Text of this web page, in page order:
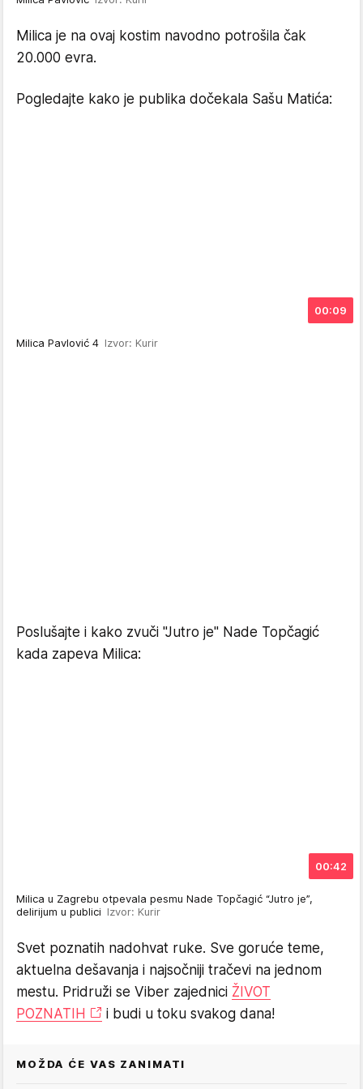
Milica je na ovaj kostim navodno potrošila čak
20.000 evra.
Pogledajte kako je publika dočekala Sašu Matića:
00:09
Milica Pavlović 4 Izvor: Kurir
Poslušajte i kako zvuči "Jutro je" Nade Topčagić
kada zapeva Milica:
00:42
Milica u Zagrebu otpevala pesmu Nade Topčagić “Jutro je”,
delirijum u publici Izvor: Kurir
Svet poznatih nadohvat ruke. Sve goruće teme,
aktuelna dešavanja i najsočniji tračevi na jednom
mestu. Pridruži se Viber zajednici ŽIVOT
POZNATIH
i budi u toku svakog dana!
MOŽDA ĆE VAS ZANIMATI